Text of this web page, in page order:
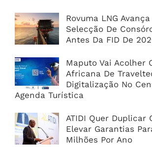
Rovuma LNG
Selecção De
Antes Da FID De
Maputo Vai Acolher
Africana De
Digitalização No
Agenda Turística
ATIDI Quer Duplicar
Elevar Garantias
Milhões Por Ano